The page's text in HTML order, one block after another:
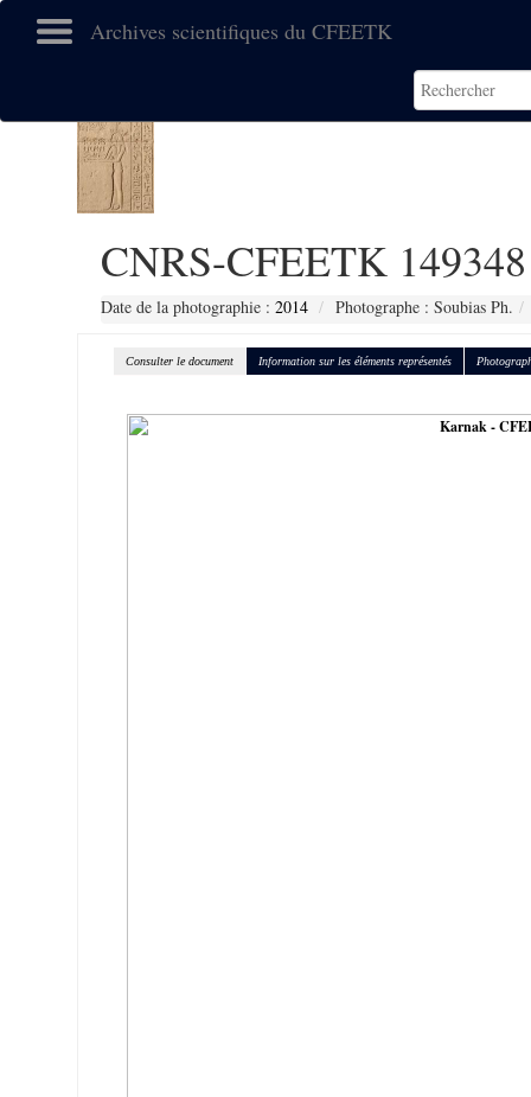
Archives scientifiques du CFEETK
CNRS-CFEETK 149348
Date de la photographie : 2014 Photographe : Soubias Ph.
Consulter le document Information sur les éléments représentés